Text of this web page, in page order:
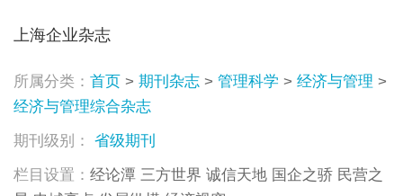
上海企业杂志
所属分类： 首页 > 期刊杂志 > 管理科学 > 经济与管理 >
经济与管理综合杂志
期刊级别：
省级期刊
栏目设置： 经论潭 三方世界 诚信天地 国企之骄 民营之